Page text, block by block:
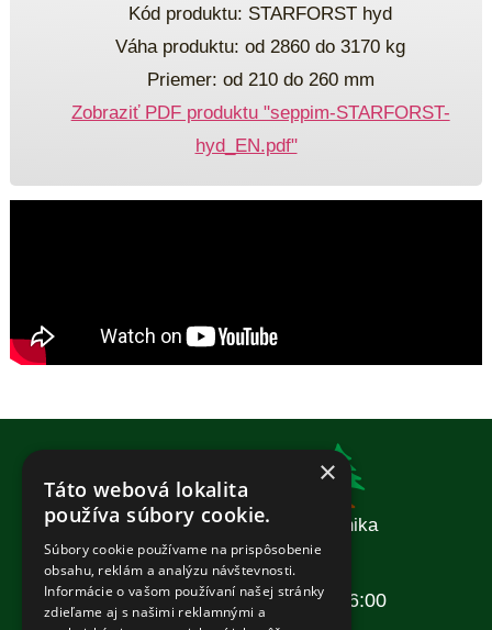
Kód produktu: STARFORST hyd
Váha produktu: od 2860 do 3170 kg
Priemer: od 210 do 260 mm
Zobraziť PDF produktu "seppim-STARFORST-
hyd_EN.pdf"
Komunálna a záhradná technika
Otváracie hodiny:
Pondelok – Piatok: 08:00–16:00
×
Táto webová lokalita
používa súbory cookie.
Súbory cookie používame na prispôsobenie
obsahu, reklám a analýzu návštevnosti.
Informácie o vašom používaní našej stránky
zdieľame aj s našimi reklamnými a